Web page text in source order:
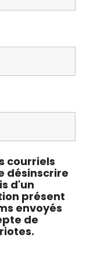
courriels
désinscrire
d'un
présent
envoyés
de